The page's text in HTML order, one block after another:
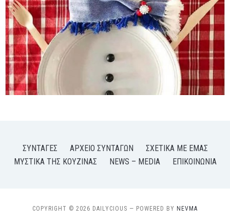
ΣΥΝΤΑΓΈΣ ΑΡΧΕΊΟ ΣΥΝΤΑΓΏΝ
ΣΧΕΤΙΚΆ ΜΕ ΕΜΆΣ
ΜΥΣΤΙΚΆ ΤΗΣ ΚΟΥΖΊΝΑΣ
NEWS – MEDIA ΕΠΙΚΟΙΝΩΝΊΑ
COPYRIGHT © 2026 DAILYCIOUS — POWERED BY NEVMA